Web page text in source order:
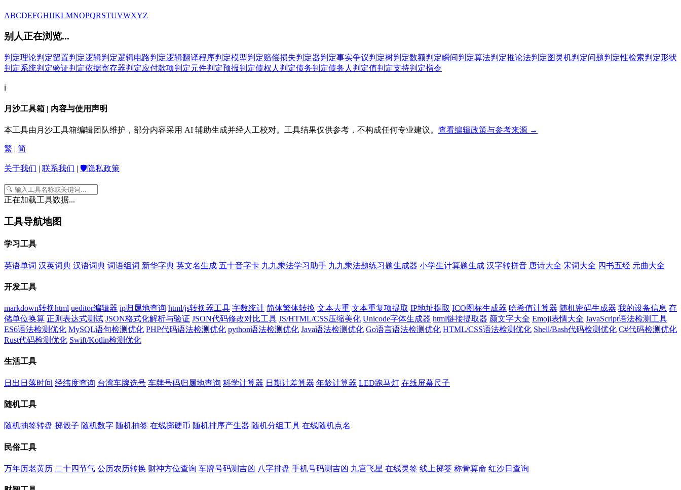
ABCDEFGHIJKLMNOPQRSTUVWXYZ
别人正在浏览...
判定理论判定留置判定逻辑判定逻辑电路判定逻辑翻译程序判定模型判定赔偿损失判定器判定事实争议判定树判定数额判定瞬间判定算法判定推论法判定图灵机判定问题判定性检索判定形状
判定系统判定验证判定依据寄存器判定应付款项判定元件判定预报判定债权人 判定债务判定债务人 判定值判定支持判定指令
ℹ️
月沙工具箱 | 内容与使用声明
本工具由月沙工具箱编辑团队维护，部分内容采用 AI 辅助生成并经人工校对。工具结果仅供参考，不构成任何专业建议。 查看编辑政策与参考来源 →
繁 | 简
关于我们 | 联系我们 | 🛡️隐私政策
正在加载工具数据...
工具导航地图
学习工具
英语单词 汉英词典 汉语词典 词语组词 新华字典 英文名生成 五十音字卡 九九乘法学习助手 九九乘法题练习题生成器 小学生计算题生成 汉字转拼音 唐诗大全 宋词大全 四书五经 元曲大全
开发工具
markdown转换html ueditor编辑器 ip归属地查询 html/js转换器工具 字数统计 简体繁体转换 文本去重 文本重复项提取 IP地址提取 ICO图标生成器 哈希值计算器 随机密码生成器 我的设备信息 存
储单位换算 正则表达式测试 JSON格式化解析与验证 JSON代码修改对比工具 JS/HTML/CSS压缩美化 Unicode字体生成器 html链接提取器 颜文字大全 Emoji表情大全 JavaScript语法检测工具
ES6语法检测优化 MySQL语句检测优化 PHP代码语法检测优化 python语法检测优化 Java语法检测优化 Go语言语法检测优化 HTML/CSS语法检测优化 Shell/Bash代码检测优化 C#代码检测优化
Rust代码检测优化 Swift/Kotlin检测优化
生活工具
日出日落时间 经纬度查询 台湾车牌选号 车牌号码归属地查询 科学计算器 日期计差算器 年龄计算器 LED跑马灯 在线屏幕尺子
随机工具
随机抽签转盘 掷骰子 随机数字 随机抽签 在线掷硬币 随机排序产生器 随机分组工具 在线随机点名
民俗工具
万年历老黄历 二十四节气 公历农历转换 财神方位查询 车牌号码测吉凶 八字排盘 手机号码测吉凶 九宫飞星 在线灵签 线上掷筊 称骨算命 红沙日查询